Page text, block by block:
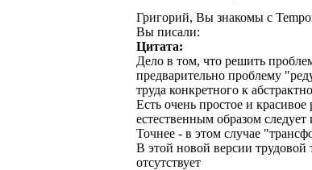
Григорий, Вы знакомы с
Вы писали:
Цитата:
Дело в том, что решить
предварительно проблему
труда конкретного к
Есть очень простое и
естественным образом
Точнее - в этом случае
В этой новой версии
отсутствует